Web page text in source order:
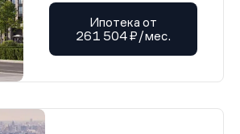
Ипотека от
261 504 ₽/мес.